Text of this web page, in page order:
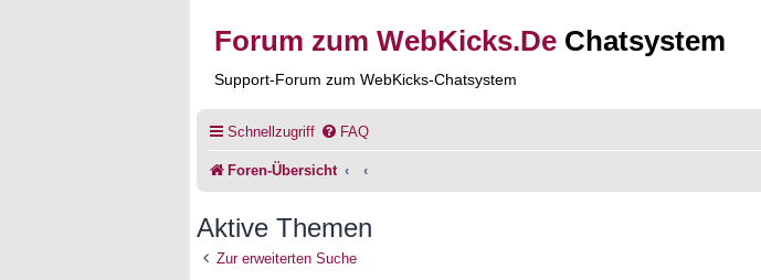
Forum zum WebKicks.De Chatsystem
Support-Forum zum WebKicks-Chatsystem
Schnellzugriff FAQ
Foren-Übersicht
Aktive Themen
Zur erweiterten Suche